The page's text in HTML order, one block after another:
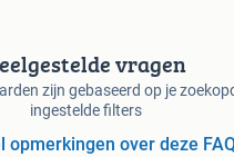
vragen
zijn gebaseerd op je
ingestelde filters
opmerkingen over deze